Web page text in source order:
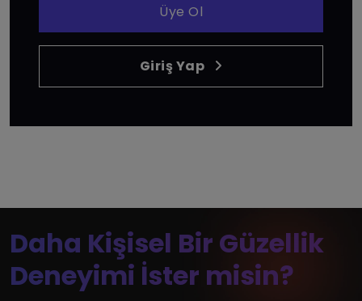
Üye Ol
Giriş Yap
Daha Kişisel Bir Güzellik
Deneyimi İster misin?